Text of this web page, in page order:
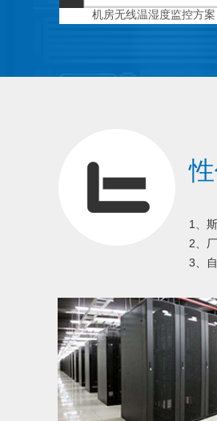
机房无线温湿度监控方案
1、
2、
3、